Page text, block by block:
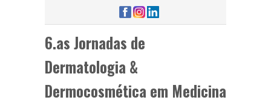
6.as Jornadas de
Dermatologia &
Dermocosmética em Medicina